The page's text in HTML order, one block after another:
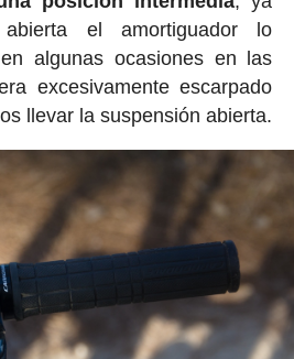
el amortiguador lo
algunas ocasiones en las
excesivamente escarpado
llevar la suspensión abierta.